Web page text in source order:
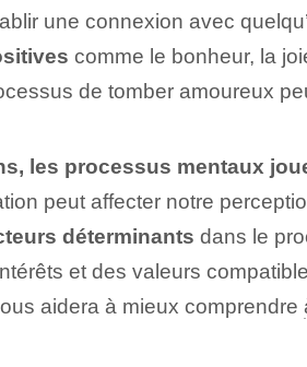
une connexion avec
comme le bonheur, la
de tomber amoureux
les processus mentaux
peut affecter notre
déterminants dans le
et des valeurs
aidera à mieux comprendre